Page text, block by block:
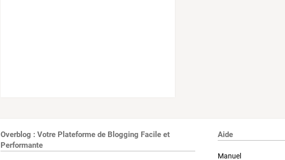
Overblog : Votre Plateforme de Blogging Facile et
Performante
Aide
Manuel